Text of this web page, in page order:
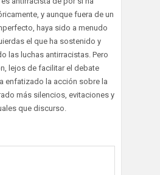
y aunque fuera de un
haya sido a menudo
el que ha sostenido y
las luchas antirracistas. Pero
lejos de facilitar el debate
enfatizado la acción sobre la
más silencios, evitaciones y
que discurso.